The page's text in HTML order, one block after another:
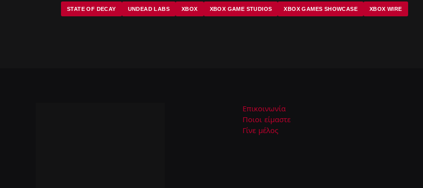
STATE OF DECAY UNDEAD LABS XBOX XBOX GAME STUDIOS XBOX GAMES SHOWCASE XBOX WIRE
Επικοινωνία
Ποιοι είμαστε
Γίνε μέλος